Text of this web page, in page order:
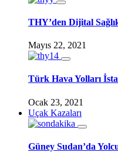
THY’den Dijital
Mayıs 22, 2021
Türk Hava Yolları
Ocak 23, 2021
Uçak Kazaları
Güney Sudan’da